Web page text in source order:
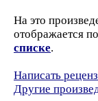
На это
отображается
списке.
Написать
Другие